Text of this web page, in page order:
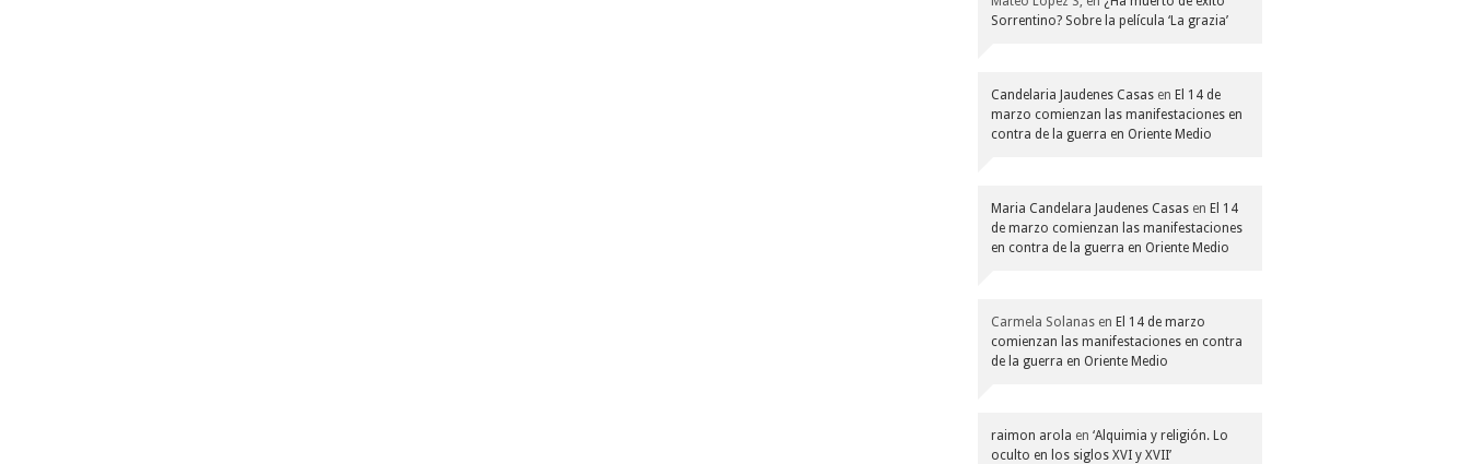
Sorrentino? Sobre la película ‘La grazia’
Candelaria Jaudenes Casas en El 14 de
marzo comienzan las manifestaciones en
contra de la guerra en Oriente Medio
Maria Candelara Jaudenes Casas en El 14
de marzo comienzan las manifestaciones
en contra de la guerra en Oriente Medio
Carmela Solanas en El 14 de marzo
comienzan las manifestaciones en contra
de la guerra en Oriente Medio
raimon arola en ‘Alquimia y religión. Lo
oculto en los siglos XVI y XVII’